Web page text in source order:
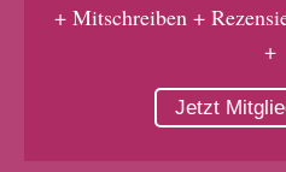
+ Mitschreiben +
+
Jetzt